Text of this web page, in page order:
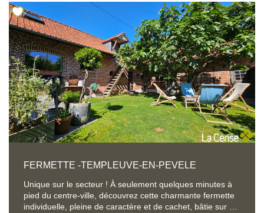
FERMETTE -TEMPLEUVE-EN-PEVELE
Unique sur le secteur ! À seulement quelques minutes à
pied du centre-ville, découvrez cette charmante fermette
individuelle, pleine de caractère et de cachet, bâtie sur un